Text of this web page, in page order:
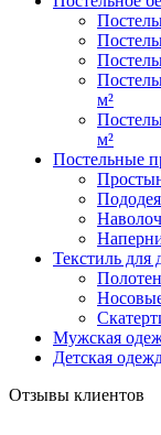
м²
м²
Постельные
Текстиль для
Мужская
Детская
Отзывы клиентов